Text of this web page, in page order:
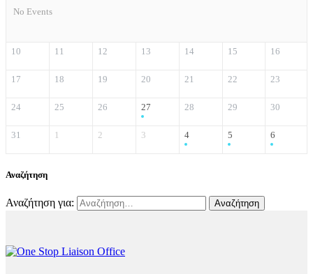
No Events
10 11 12 13 14 15 16
17 18 19 20 21 22 23
24 25 26 27 28 29 30
31 1 2 3 4 5 6
Αναζήτηση
Αναζήτηση για: